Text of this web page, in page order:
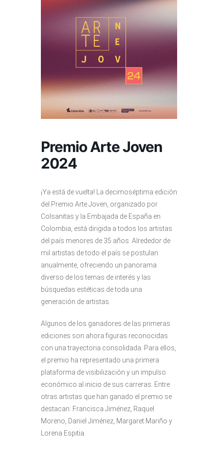
Premio Arte Joven
2024
¡Ya está de vuelta! La decimoséptima edición
del Premio Arte Joven, organizado por
Colsanitas y la Embajada de España en
Colombia, está dirigida a todos los artistas
del país menores de 35 años. Alrededor de
mil artistas de todo el país se postulan
anualmente, ofreciendo un panorama
diverso de los temas de interés y las
búsquedas estéticas de toda una
generación de artistas.
Algunos de los ganadores de las primeras
ediciones son ahora figuras reconocidas
con una trayectoria consolidada. Para ellos,
el premio ha representado una primera
plataforma de visibilización y un impulso
económico al inicio de sus carreras. Entre
otras artistas que han ganado el premio se
destacan: Francisca Jiménez, Raquel
Moreno, Daniel Jiménez, Margaret Mariño y
Lorena Espitia.